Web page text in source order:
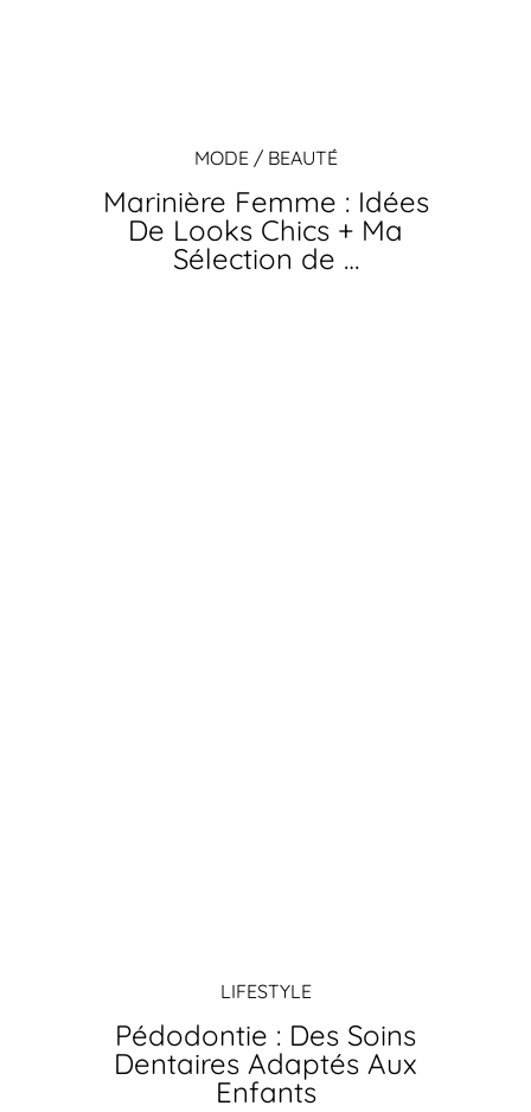
MODE / BEAUTÉ
Marinière Femme : Idées
De Looks Chics + Ma
Sélection de …
LIFESTYLE
Pédodontie : Des Soins
Dentaires Adaptés Aux
Enfants